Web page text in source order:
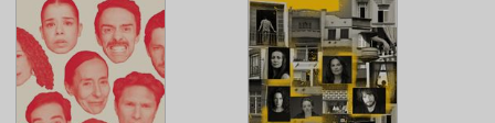
CARTÕES
PRODUTOS